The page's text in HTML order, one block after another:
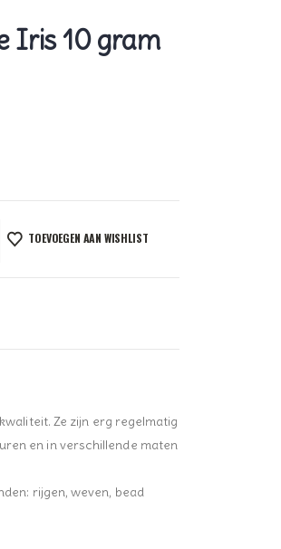
Iris 10 gram
TOEVOEGEN AAN WISHLIST
Ze zijn erg regelmatig
en in verschillende maten
rijgen, weven, bead